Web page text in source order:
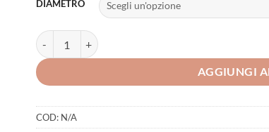
DIAMETRO
TRACK LINE Pro Match quantità
AGGIUNGI
COD: N/A